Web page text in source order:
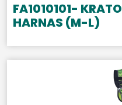
FA1010101-
HARNAS (M-L)